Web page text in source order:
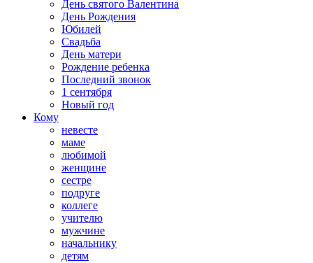
День святого Валентина
День Рождения
Юбилей
Свадьба
День матери
Рождение ребенка
Последний звонок
1 сентября
Новый год
Кому
невесте
маме
любимой
женщине
сестре
подруге
коллеге
учителю
мужчине
начальнику
детям